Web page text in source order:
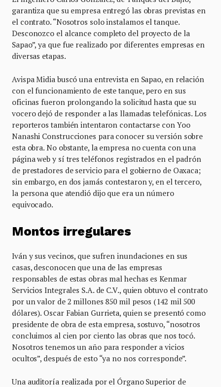
garantiza que su empresa entregó las obras previstas en
el contrato. “Nosotros solo instalamos el tanque.
Desconozco el alcance completo del proyecto de la
Sapao”, ya que fue realizado por diferentes empresas en
diversas etapas.
Avispa Midia buscó una entrevista en Sapao, en relación
con el funcionamiento de este tanque, pero en sus
oficinas fueron prolongando la solicitud hasta que su
vocero dejó de responder a las llamadas telefónicas. Los
reporteros también intentaron contactarse con Yoo
Nanashi Construcciones para conocer su versión sobre
esta obra. No obstante, la empresa no cuenta con una
página web y sí tres teléfonos registrados en el padrón
de prestadores de servicio para el gobierno de Oaxaca;
sin embargo, en dos jamás contestaron y, en el tercero,
la persona que atendió dijo que era un número
equivocado.
Montos irregulares
Iván y sus vecinos, que sufren inundaciones en sus
casas, desconocen que una de las empresas
responsables de estas obras mal hechas es Kenmar
Servicios Integrales S.A. de C.V., quien obtuvo el contrato
por un valor de 2 millones 850 mil pesos (142 mil 500
dólares). Oscar Fabian Gurrieta, quien se presentó como
presidente de obra de esta empresa, sostuvo, “nosotros
concluimos al cien por ciento las obras que nos tocó.
Nosotros tenemos un año para responder a vicios
ocultos”, después de esto “ya no nos corresponde”.
Una auditoría realizada por el Órgano Superior de